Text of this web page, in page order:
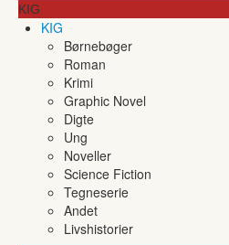
KIG
KIG
Børnebøger
Roman
Krimi
Graphic Novel
Digte
Ung
Noveller
Science Fiction
Tegneserie
Andet
Livshistorier